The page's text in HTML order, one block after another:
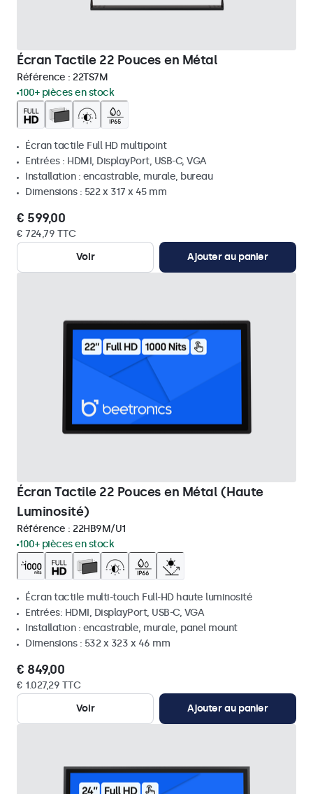
Écran Tactile 22 Pouces en Métal
Référence : 22TS7M
100+ pièces en stock
Écran tactile Full HD multipoint
Entrées : HDMI, DisplayPort, USB-C, VGA
Installation : encastrable, murale, bureau
Dimensions : 522 x 317 x 45 mm
€ 599,00
€ 724,79 TTC
Voir
Ajouter au panier
Écran Tactile 22 Pouces en Métal (Haute
Luminosité)
Référence : 22HB9M/U1
100+ pièces en stock
Écran tactile multi-touch Full-HD haute luminosité
Entrées: HDMI, DisplayPort, USB-C, VGA
Installation : encastrable, murale, panel mount
Dimensions : 532 x 323 x 46 mm
€ 849,00
€ 1.027,29 TTC
Voir
Ajouter au panier